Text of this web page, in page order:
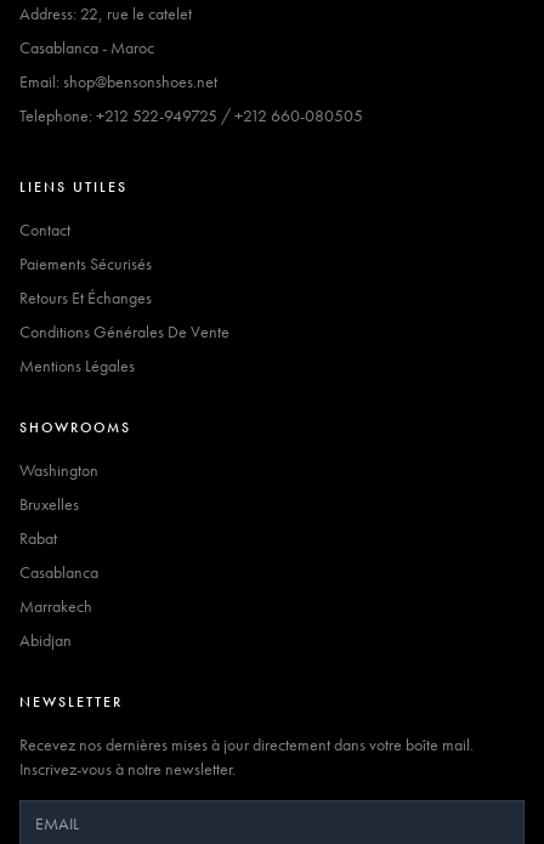
Address: 22, rue le catelet
Casablanca - Maroc
Email: shop@bensonshoes.net
Telephone: +212 522-949725 / +212 660-080505
LIENS UTILES
Contact
Paiements Sécurisés
Retours Et Échanges
Conditions Générales De Vente
Mentions Légales
SHOWROOMS
Washington
Bruxelles
Rabat
Casablanca
Marrakech
Abidjan
NEWSLETTER
Recevez nos dernières mises à jour directement dans votre boîte mail.
Inscrivez-vous à notre newsletter.